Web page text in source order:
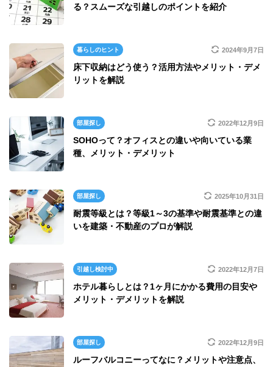
る？スムーズな引越しのポイントを紹介
暮らしのヒント 2024年9月7日
床下収納はどう使う？活用方法やメリット・デメ
リットを解説
部屋探し 2022年12月9日
SOHOって？オフィスとの違いや向いている業
種、メリット・デメリット
部屋探し 2025年10月31日
耐震等級とは？等級1～3の基準や耐震基準との違
いを建築・不動産のプロが解説
引越し検討中 2022年12月7日
ホテル暮らしとは？1ヶ月にかかる費用の目安や
メリット・デメリットを解説
部屋探し 2022年12月9日
ルーフバルコニーってなに？メリットや注意点、